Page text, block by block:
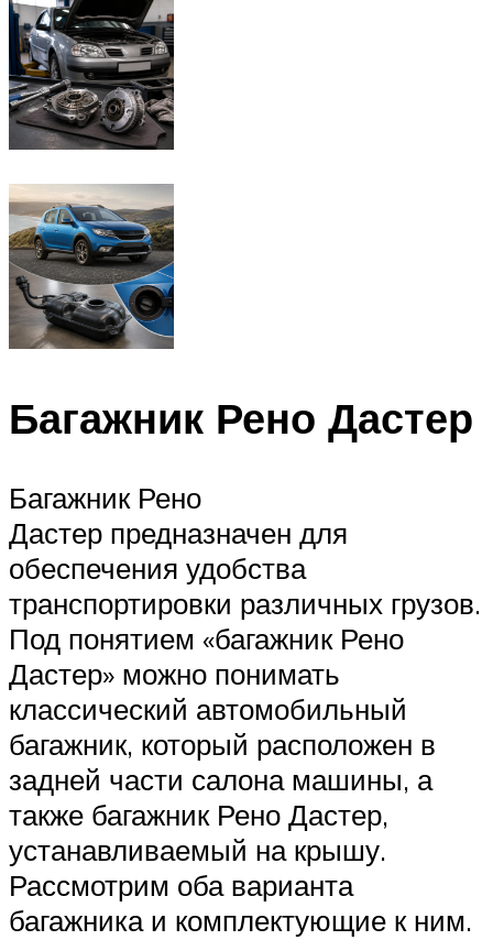
Багажник Рено Дастер
Багажник Рено
Дастер предназначен для
обеспечения удобства
транспортировки различных грузов.
Под понятием «багажник Рено
Дастер» можно понимать
классический автомобильный
багажник, который расположен в
задней части салона машины, а
также багажник Рено Дастер,
устанавливаемый на крышу.
Рассмотрим оба варианта
багажника и комплектующие к ним.